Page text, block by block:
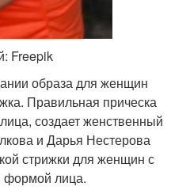
Freepik
образа для женщин
Правильная прическа
создает женственный
и Дарья Нестерова
стрижки для женщин с
формой лица.